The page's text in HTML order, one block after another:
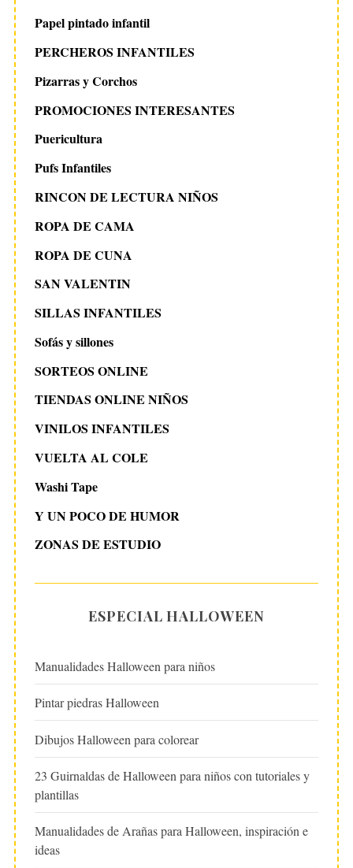
Papel pintado infantil
PERCHEROS INFANTILES
Pizarras y Corchos
PROMOCIONES INTERESANTES
Puericultura
Pufs Infantiles
RINCON DE LECTURA NIÑOS
ROPA DE CAMA
ROPA DE CUNA
SAN VALENTIN
SILLAS INFANTILES
Sofás y sillones
SORTEOS ONLINE
TIENDAS ONLINE NIÑOS
VINILOS INFANTILES
VUELTA AL COLE
Washi Tape
Y UN POCO DE HUMOR
ZONAS DE ESTUDIO
ESPECIAL HALLOWEEN
Manualidades Halloween para niños
Pintar piedras Halloween
Dibujos Halloween para colorear
23 Guirnaldas de Halloween para niños con tutoriales y
plantillas
Manualidades de Arañas para Halloween, inspiración e
ideas